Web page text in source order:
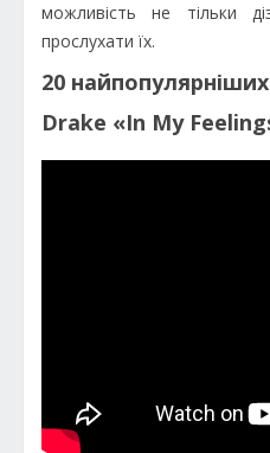
можливість не тільки
прослухати їх.
20 найпопулярніших
Drake «In My